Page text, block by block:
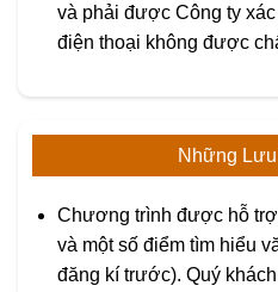
và phải được Công ty
điện thoại không được
Những
Chương trình được hỗ
và một số điểm tìm hiểu
đăng kí trước). Quý